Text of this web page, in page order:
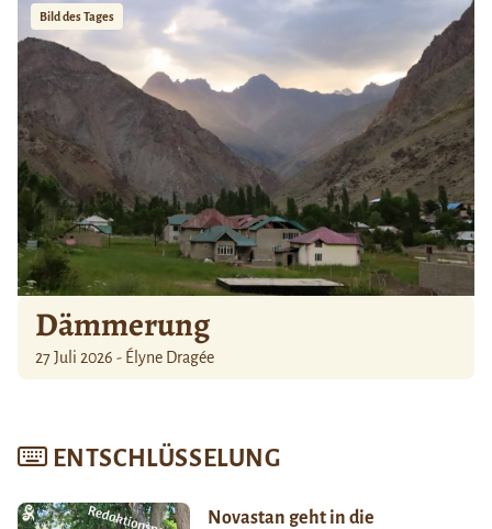
Bild des Tages
Dämmerung
27 Juli 2026 - Élyne Dragée
ENTSCHLÜSSELUNG
Novastan geht in die